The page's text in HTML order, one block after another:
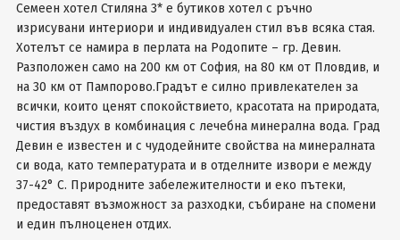
Семеен хотел Стиляна 3* е бутиков хотел с ръчно
изрисувани интериори и индивидуален стил във всяка стая.
Хотелът се намира в перлата на Родопите – гр. Девин.
Разположен само на 200 км от София, на 80 км от Пловдив, и
на 30 км от Пампорово.Градът е силно привлекателен за
всички, които ценят спокойствието, красотата на природата,
чистия въздух в комбинация с лечебна минерална вода. Град
Девин е известен и с чудодейните свойства на минералната
си вода, като температурата и в отделните извори е между
37-42° С. Природните забележителности и еко пътеки,
предоставят възможност за разходки, събиране на спомени
и един пълноценен отдих.